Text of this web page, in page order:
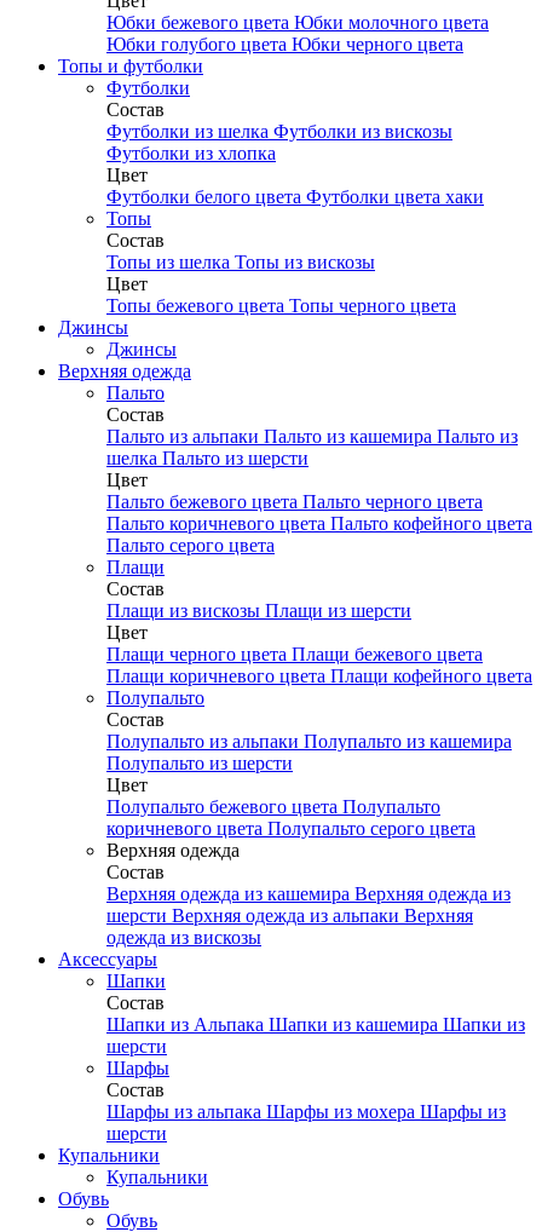
Юбки бежевого цвета Юбки молочного цвета
Юбки голубого цвета Юбки черного цвета
Топы и футболки
Футболки
Состав
Футболки из шелка Футболки из вискозы
Футболки из хлопка
Цвет
Футболки белого цвета Футболки цвета хаки
Топы
Состав
Топы из шелка Топы из вискозы
Цвет
Топы бежевого цвета Топы черного цвета
Джинсы
Джинсы
Верхняя одежда
Пальто
Состав
Пальто из альпаки Пальто из кашемира Пальто из
шелка Пальто из шерсти
Цвет
Пальто бежевого цвета Пальто черного цвета
Пальто коричневого цвета Пальто кофейного цвета
Пальто серого цвета
Плащи
Состав
Плащи из вискозы Плащи из шерсти
Цвет
Плащи черного цвета Плащи бежевого цвета
Плащи коричневого цвета Плащи кофейного цвета
Полупальто
Состав
Полупальто из альпаки Полупальто из кашемира
Полупальто из шерсти
Цвет
Полупальто бежевого цвета Полупальто
коричневого цвета Полупальто серого цвета
Верхняя одежда
Состав
Верхняя одежда из кашемира Верхняя одежда из
шерсти Верхняя одежда из альпаки Верхняя
одежда из вискозы
Аксесcуары
Шапки
Состав
Шапки из Альпака Шапки из кашемира Шапки из
шерсти
Шарфы
Состав
Шарфы из альпака Шарфы из мохера Шарфы из
шерсти
Купальники
Купальники
Обувь
Обувь